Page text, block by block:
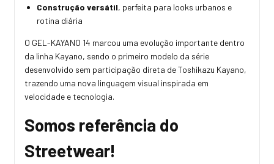
Construção versátil, perfeita para looks urbanos e
rotina diária
O GEL-KAYANO 14 marcou uma evolução importante dentro
da linha Kayano, sendo o primeiro modelo da série
desenvolvido sem participação direta de Toshikazu Kayano,
trazendo uma nova linguagem visual inspirada em
velocidade e tecnologia.
Somos referência do
Streetwear!